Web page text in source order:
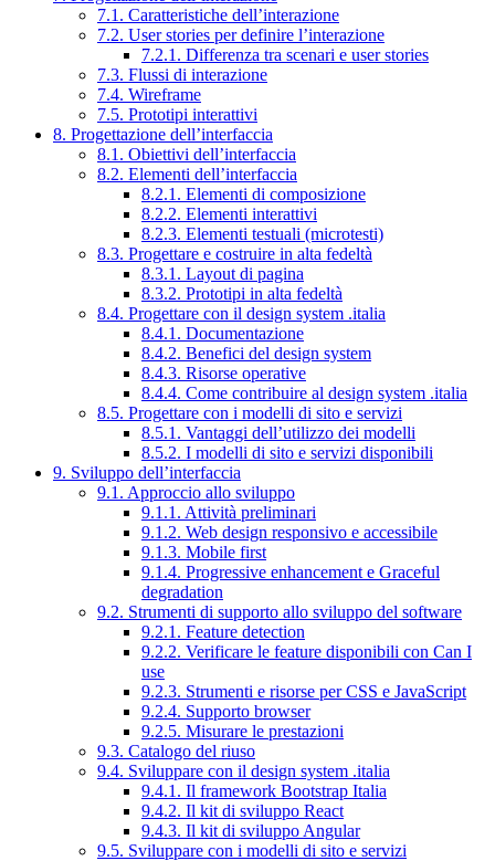
7.1. Caratteristiche dell’interazione
7.2. User stories per definire l’interazione
7.2.1. Differenza tra scenari e user stories
7.3. Flussi di interazione
7.4. Wireframe
7.5. Prototipi interattivi
8. Progettazione dell’interfaccia
8.1. Obiettivi dell’interfaccia
8.2. Elementi dell’interfaccia
8.2.1. Elementi di composizione
8.2.2. Elementi interattivi
8.2.3. Elementi testuali (microtesti)
8.3. Progettare e costruire in alta fedeltà
8.3.1. Layout di pagina
8.3.2. Prototipi in alta fedeltà
8.4. Progettare con il design system .italia
8.4.1. Documentazione
8.4.2. Benefici del design system
8.4.3. Risorse operative
8.4.4. Come contribuire al design system .italia
8.5. Progettare con i modelli di sito e servizi
8.5.1. Vantaggi dell’utilizzo dei modelli
8.5.2. I modelli di sito e servizi disponibili
9. Sviluppo dell’interfaccia
9.1. Approccio allo sviluppo
9.1.1. Attività preliminari
9.1.2. Web design responsivo e accessibile
9.1.3. Mobile first
9.1.4. Progressive enhancement e Graceful
degradation
9.2. Strumenti di supporto allo sviluppo del software
9.2.1. Feature detection
9.2.2. Verificare le feature disponibili con Can I
use
9.2.3. Strumenti e risorse per CSS e JavaScript
9.2.4. Supporto browser
9.2.5. Misurare le prestazioni
9.3. Catalogo del riuso
9.4. Sviluppare con il design system .italia
9.4.1. Il framework Bootstrap Italia
9.4.2. Il kit di sviluppo React
9.4.3. Il kit di sviluppo Angular
9.5. Sviluppare con i modelli di sito e servizi